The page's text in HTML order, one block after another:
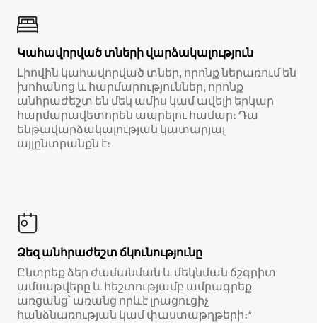
Կահավորված տների վարձակալություն
Լիովին կահավորված տներ, որոնք ներառում են
խոհանոց և հարմարություններ, որոնք
անհրաժեշտ են մեկ ամիս կամ ավելի երկար
հարմարավետորեն ապրելու համար։ Դա
ենթավարձակալության կատարյալ
այլընտրանքն է։
Ձեզ անհրաժեշտ ճկունությունը
Ընտրեք ձեր ժամանման և մեկնման ճշգրիտ
ամսաթվերը և հեշտությամբ ամրագրեք
առցանց՝ առանց որևէ լրացուցիչ
հանձնառության կամ փաստաթղթերի։*